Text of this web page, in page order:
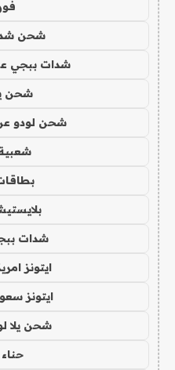
شحن
شدات ببجي
شحن
شحن لودو
شدات
ايتونز
ايتونز
شحن يلا